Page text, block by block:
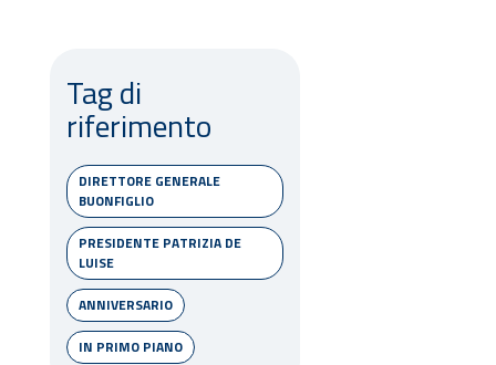
Tag di
riferimento
DIRETTORE GENERALE
BUONFIGLIO
PRESIDENTE PATRIZIA DE
LUISE
ANNIVERSARIO
IN PRIMO PIANO